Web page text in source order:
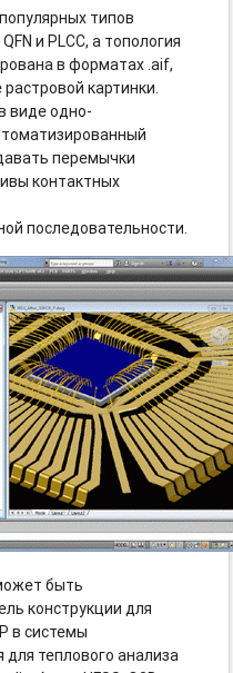
типов
и PLCC, а топология
в форматах .aif,
картинки.
виде одно-
перемычки
контактных
последовательности.
быть
конструкции для
в системы
теплового анализа